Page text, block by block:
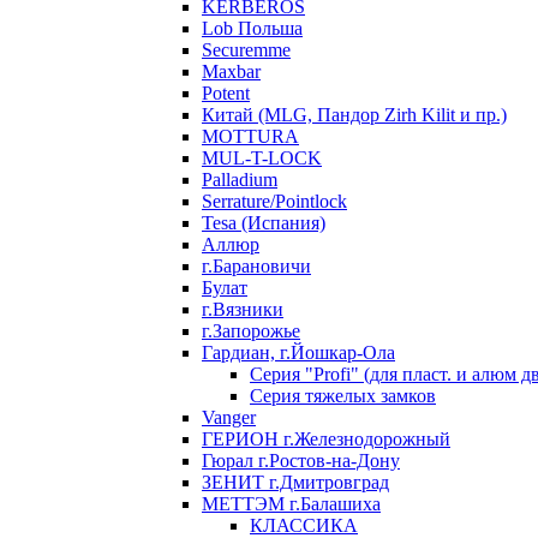
KERBEROS
Lob Польша
Securemme
Maxbar
Potent
Китай (MLG, Пандор Zirh Kilit и пр.)
MOTTURA
MUL-T-LOCK
Palladium
Serrature/Pointlock
Tesa (Испания)
Аллюр
г.Барановичи
Булат
г.Вязники
г.Запорожье
Гардиан, г.Йошкар-Ола
Серия "Profi" (для пласт. и алюм
Серия тяжелых замков
Vanger
ГЕРИОН г.Железнодорожный
Гюрал г.Ростов-на-Дону
ЗЕНИТ г.Дмитровград
МЕТТЭМ г.Балашиха
КЛАССИКА